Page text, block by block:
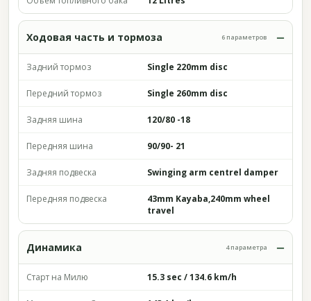
Ходовая часть и тормоза 6 параметров
Задний тормоз Single 220mm disc
Передний тормоз Single 260mm disc
Задняя шина 120/80 -18
Передняя шина 90/90- 21
Задняя подвеска Swinging arm centrel damper
Передняя подвеска
43mm Kayaba,240mm wheel
travel
Динамика 4 параметра
Старт на Милю 15.3 sec / 134.6 km/h